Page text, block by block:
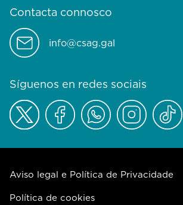
Contacta connosco
info@csag.gal
Síguenos en redes sociais
Aviso legal e Política de Privacidade
Política de cookies